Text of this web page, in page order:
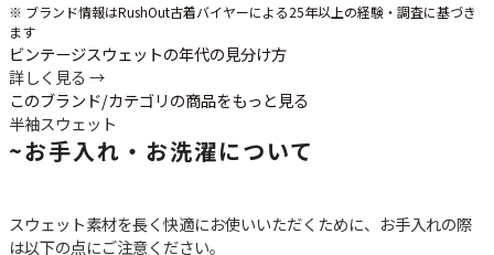
※ ブランド情報はRushOut古着バイヤーによる25年以上の経験・調査に基づき
ます
ビンテージスウェットの年代の見分け方
詳しく見る →
このブランド/カテゴリの商品をもっと見る
半袖スウェット
~お手入れ・お洗濯について
スウェット素材を長く快適にお使いいただくために、お手入れの際
は以下の点にご注意ください。